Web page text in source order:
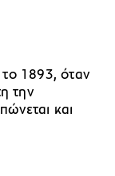
το 1893, όταν
την
και